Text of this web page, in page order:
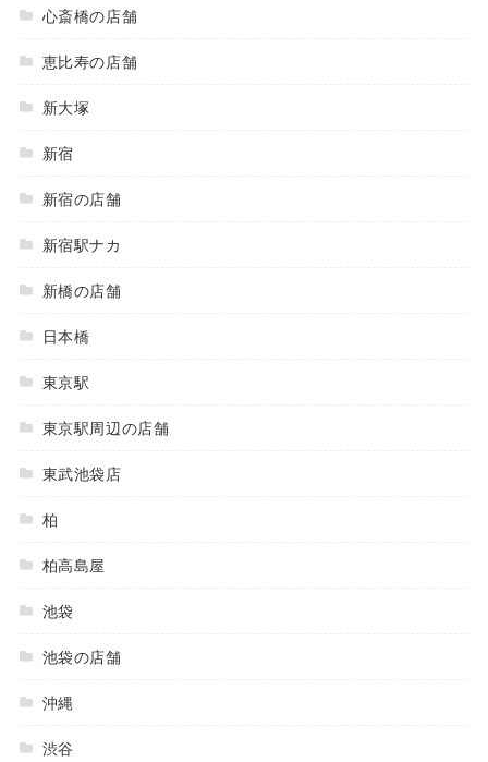
心斎橋の店舗
恵比寿の店舗
新大塚
新宿
新宿の店舗
新宿駅ナカ
新橋の店舗
日本橋
東京駅
東京駅周辺の店舗
東武池袋店
柏
柏高島屋
池袋
池袋の店舗
沖縄
渋谷